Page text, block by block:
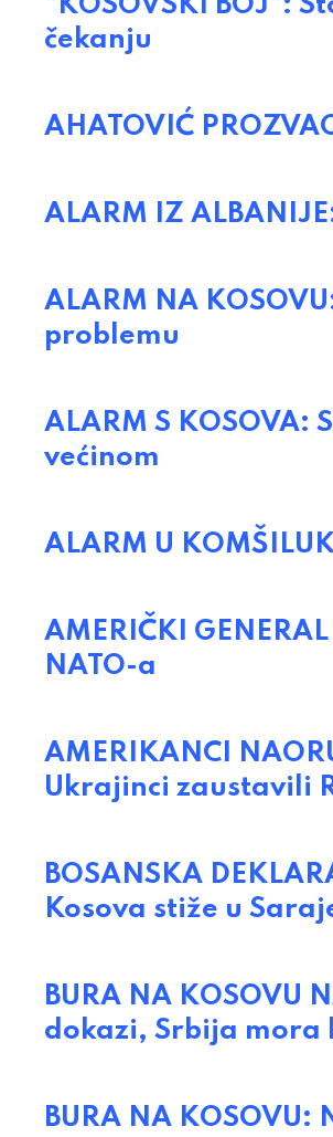
čekanju
AHATOVIĆ
ALARM IZ
ALARM NA
problemu
ALARM S
većinom
ALARM U
AMERIČKI
NATO-a
AMERIKANCI
Ukrajinci zaustavili
BOSANSKA
Kosova stiže u
BURA NA KOSOVU
dokazi, Srbija mora
BURA NA